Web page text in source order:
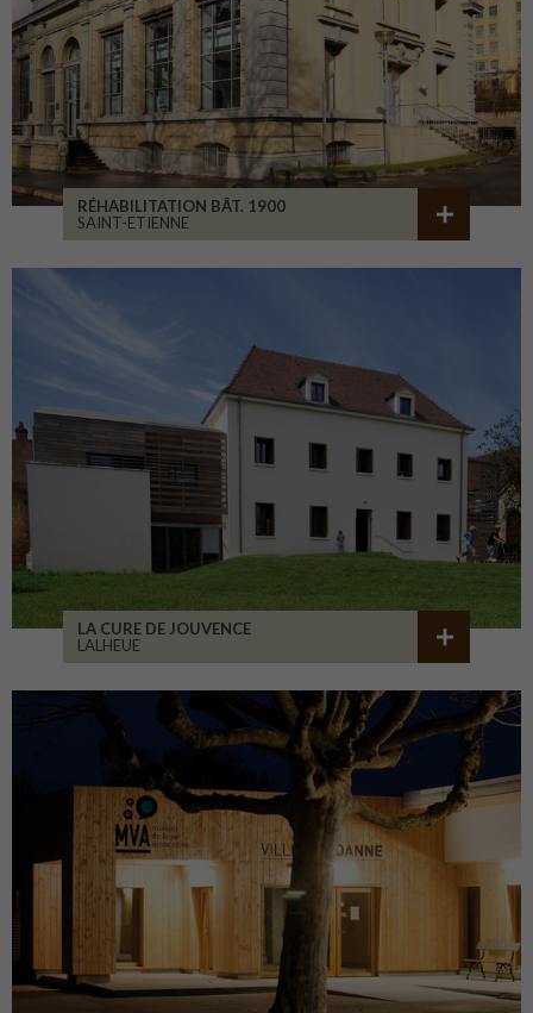
RÉHABILITATION BÂT. 1900
SAINT-ETIENNE
LA CURE DE JOUVENCE
LALHEUE